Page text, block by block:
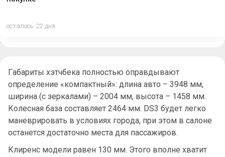
осталось 22 дня
Габариты хэтчбека полностью оправдывают
определение «компактный»: длина авто – 3948 мм,
ширина (с зеркалами) – 2004 мм, высота – 1458 мм.
Колесная база составляет 2464 мм. DS3 будет легко
маневрировать в условиях города, при этом в салоне
останется достаточно места для пассажиров.
Клиренс модели равен 130 мм. Этого вполне хватит